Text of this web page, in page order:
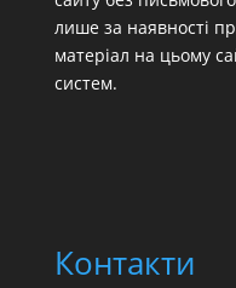
лише за наявності
матеріал на цьому
систем.
Контакти